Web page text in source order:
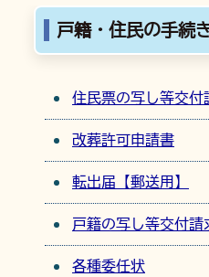
戸籍・住民の手続
住民票の写し等交付
改葬許可申請書
転出届【郵送用】
戸籍の写し等交付請
各種委任状